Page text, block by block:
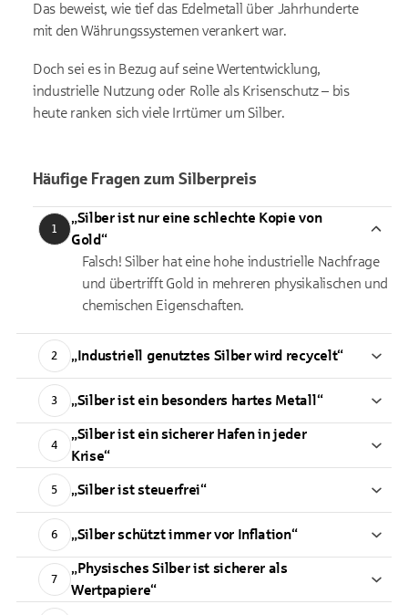
Das beweist, wie tief das Edelmetall über Jahrhunderte
mit den Währungssystemen verankert war.
Doch sei es in Bezug auf seine Wertentwicklung,
industrielle Nutzung oder Rolle als Krisenschutz – bis
heute ranken sich viele Irrtümer um Silber.
Häufige Fragen zum Silberpreis
1
„Silber ist nur eine schlechte Kopie von
Gold“
Falsch! Silber hat eine hohe industrielle Nachfrage
und übertrifft Gold in mehreren physikalischen und
chemischen Eigenschaften.
2 „Industriell genutztes Silber wird recycelt“
3 „Silber ist ein besonders hartes Metall“
4
„Silber ist ein sicherer Hafen in jeder
Krise“
5 „Silber ist steuerfrei“
6 „Silber schützt immer vor Inflation“
7
„Physisches Silber ist sicherer als
Wertpapiere“